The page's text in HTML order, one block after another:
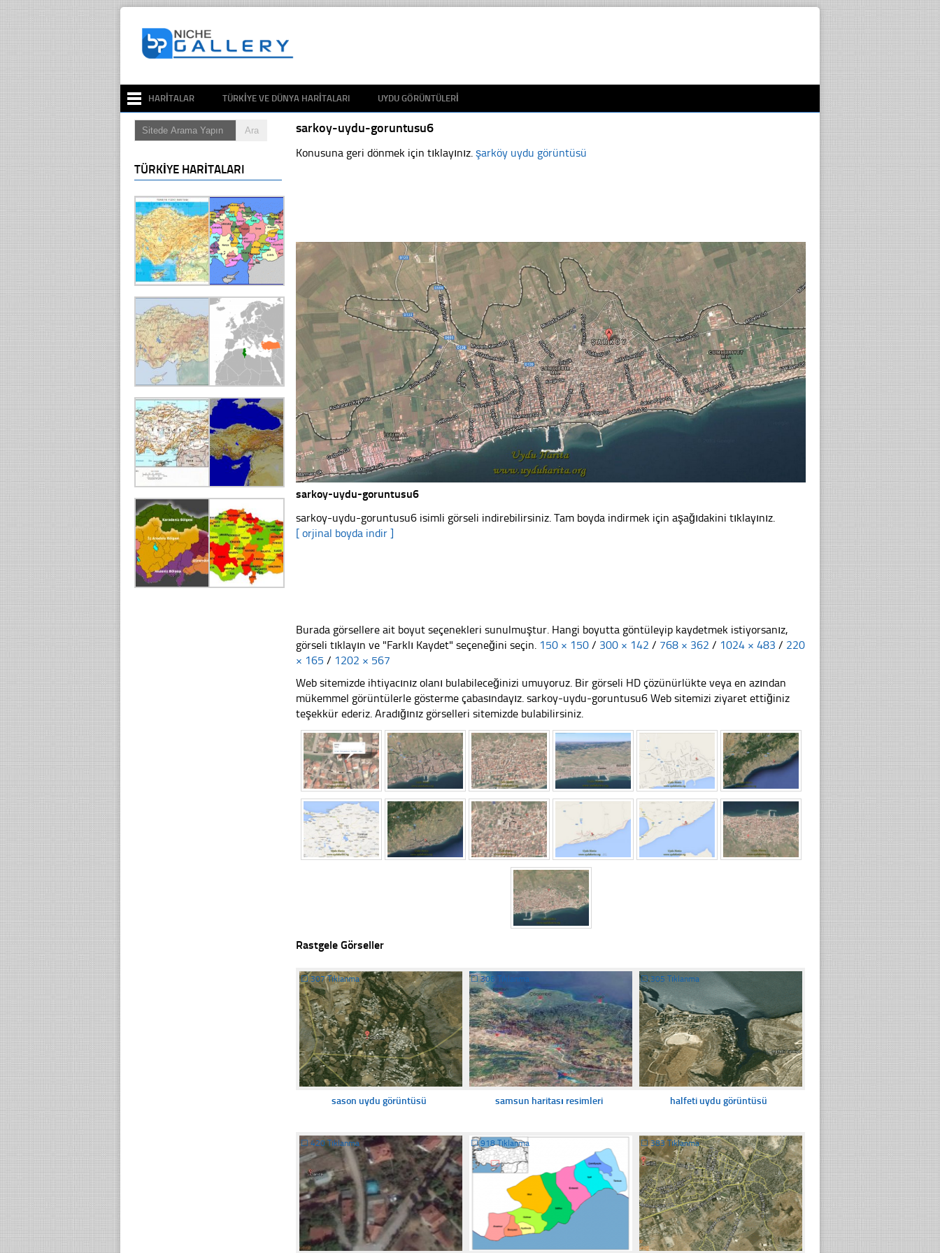
HARITALAR TÜRKIYE VE DÜNYA HARITALARI UYDU GÖRÜNTÜLERI
sarkoy-uydu-goruntusu6
Konusuna geri dönmek için tıklayınız.şarköy uydu görüntüsü
sarkoy-uydu-goruntusu6
sarkoy-uydu-goruntusu6 isimli görseli indirebilirsiniz. Tam boyda indirmek için aşağıdakini tıklayınız.
[ orjinal boyda indir ]
Burada görsellere ait boyut seçenekleri sunulmuştur. Hangi boyutta göntüleyip kaydetmek istiyorsanız,
görseli tıklayın ve "Farklı Kaydet" seçeneğini seçin. 150 × 150 / 300 × 142 / 768 × 362 / 1024 × 483 / 220
× 165 / 1202 × 567
Web sitemizde ihtiyacınız olanı bulabileceğinizi umuyoruz. Bir görseli HD çözünürlükte veya en azından
mükemmel görüntülerle gösterme çabasındayız. sarkoy-uydu-goruntusu6 Web sitemizi ziyaret ettiğiniz
teşekkür ederiz. Aradığınız görselleri sitemizde bulabilirsiniz.
Rastgele Görseller
☐307 Tıklanma
sason uydu görüntüsü
☐306 Tıklanma
samsun haritası resimleri
☐305 Tıklanma
halfeti uydu görüntüsü
☐420 Tıklanma ☐918 Tıklanma ☐383 Tıklanma
TÜRKIYE HARITALARI